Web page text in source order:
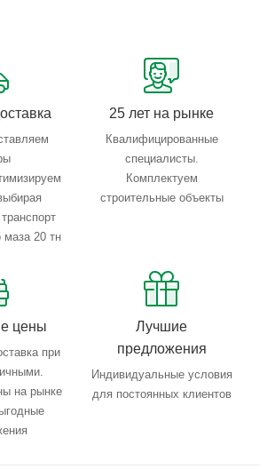
контроль: въезд, погрузка, выезд
маза 20 тн
25 лет на рынке
Квалифицированные
специалисты.
Комплектуем
строительные объекты
цены
при
на рынке
Лучшие
предложения
Индивидуальные условия
для постоянных клиентов